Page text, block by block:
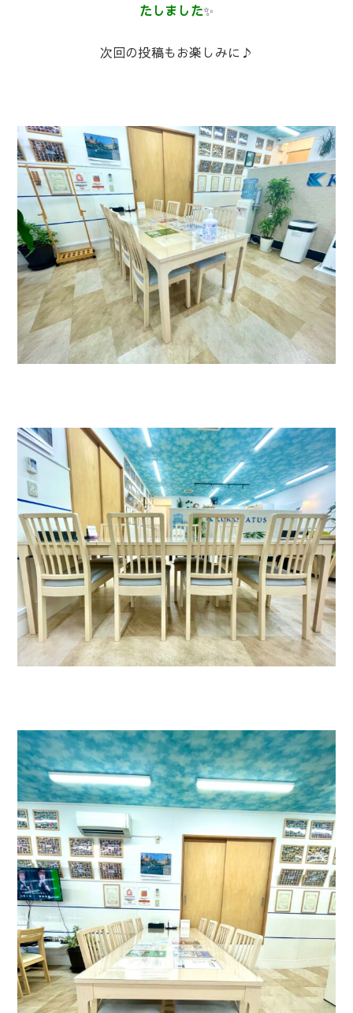
たしました✨
次回の投稿もお楽しみに♪